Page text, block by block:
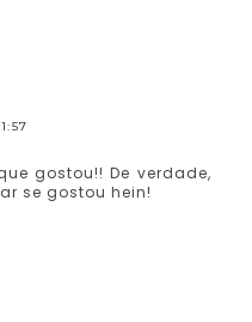
gostou!! De verdade,
se gostou hein!